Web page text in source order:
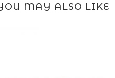
MAY ALSO LIKE